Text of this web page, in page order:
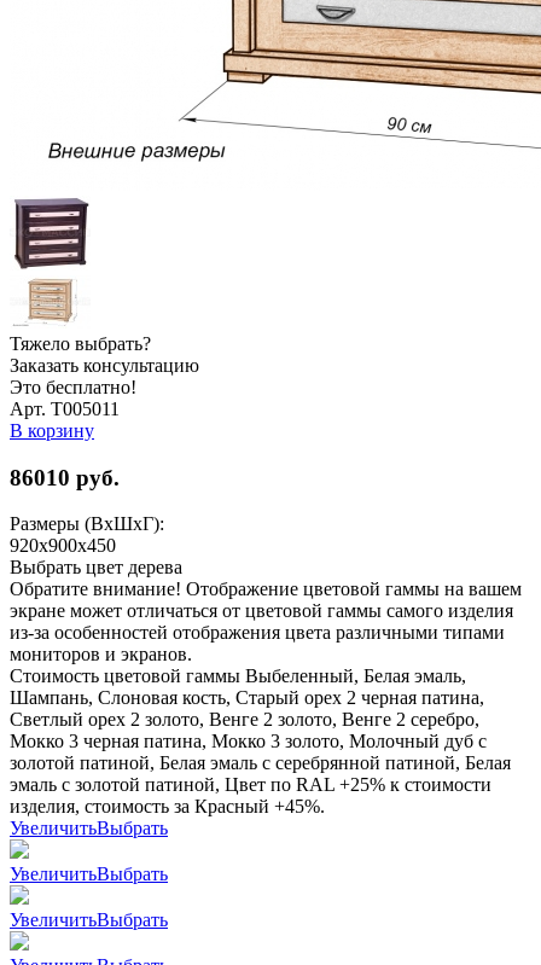
Тяжело выбрать?
Заказать консультацию
Это бесплатно!
Арт. Т005011
В корзину
86010 руб.
Размеры (ВхШхГ):
920х900х450
Выбрать цвет дерева
Обратите внимание! Отображение цветовой гаммы на вашем
экране может отличаться от цветовой гаммы самого изделия
из-за особенностей отображения цвета различными типами
мониторов и экранов.
Стоимость цветовой гаммы Выбеленный, Белая эмаль,
Шампань, Слоновая кость, Старый орех 2 черная патина,
Светлый орех 2 золото, Венге 2 золото, Венге 2 серебро,
Мокко 3 черная патина, Мокко 3 золото, Молочный дуб с
золотой патиной, Белая эмаль с серебрянной патиной, Белая
эмаль с золотой патиной, Цвет по RAL +25% к стоимости
изделия, стоимость за Красный +45%.
УвеличитьВыбрать
УвеличитьВыбрать
УвеличитьВыбрать